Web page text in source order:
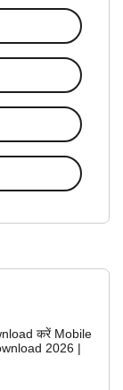
करें Mobile
2026 |